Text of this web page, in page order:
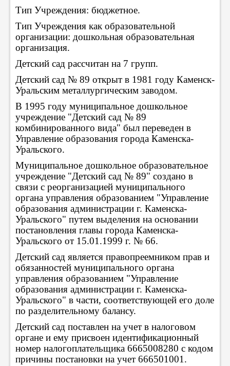
Тип Учреждения: бюджетное.
Тип Учреждения как образовательной
организации: дошкольная образовательная
организация.
Детский сад рассчитан на 7 групп.
Детский сад № 89 открыт в 1981 году Каменск-
Уральским металлургическим заводом.
В 1995 году муниципальное дошкольное
учреждение "Детский сад № 89
комбинированного вида" был переведен в
Управление образования города Каменска-
Уральского.
Муниципальное дошкольное образовательное
учреждение "Детский сад № 89" создано в
связи с реорганизацией муниципального
органа управления образованием "Управление
образования администрации г. Каменска-
Уральского" путем выделения на основании
постановления главы города Каменска-
Уральского от 15.01.1999 г. № 66.
Детский сад является правопреемником прав и
обязанностей муниципального органа
управления образованием "Управление
образования администрации г. Каменска-
Уральского" в части, соответствующей его доле
по разделительному балансу.
Детский сад поставлен на учет в налоговом
органе и ему присвоен идентификационный
номер налогоплательщика 6665008280 с кодом
причины постановки на учет 666501001.